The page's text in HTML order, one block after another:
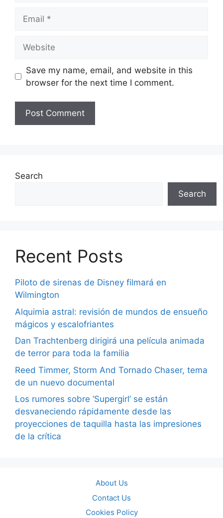
Save my name, email, and website in this
browser for the next time I comment.
Search
Search
Recent Posts
Piloto de sirenas de Disney filmará en
Wilmington
Alquimia astral: revisión de mundos de ensueño
mágicos y escalofriantes
Dan Trachtenberg dirigirá una película animada
de terror para toda la familia
Reed Timmer, Storm And Tornado Chaser, tema
de un nuevo documental
Los rumores sobre ‘Supergirl’ se están
desvaneciendo rápidamente desde las
proyecciones de taquilla hasta las impresiones
de la crítica
About Us
Contact Us
Cookies Policy